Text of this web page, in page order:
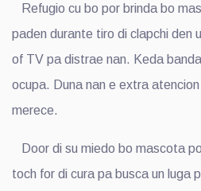
Refugio cu bo por brinda bo
paden durante tiro di clapchi den
of TV pa distrae nan. Keda
ocupa. Duna nan e extra
merece.
Door di su miedo bo mascota
toch for di cura pa busca un luga